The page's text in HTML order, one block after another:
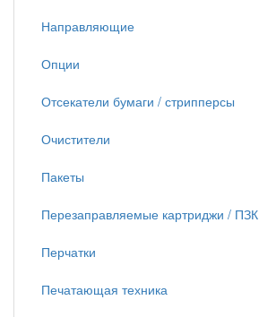
Направляющие
Опции
Отсекатели бумаги / стрипперсы
Очистители
Пакеты
Перезаправляемые картриджи / ПЗК
Перчатки
Печатающая техника